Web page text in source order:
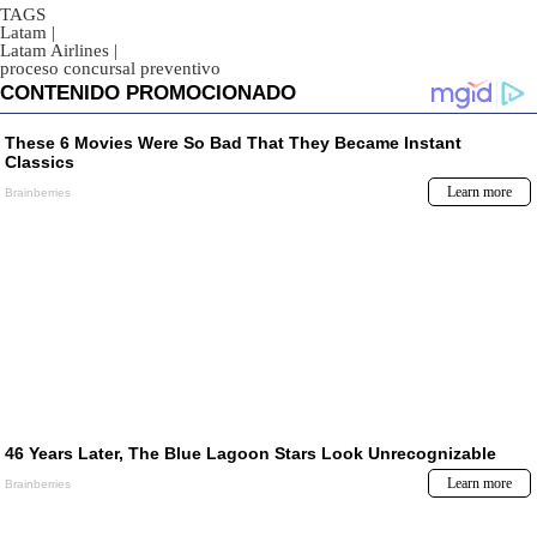
TAGS
Latam |
Latam Airlines |
proceso concursal preventivo